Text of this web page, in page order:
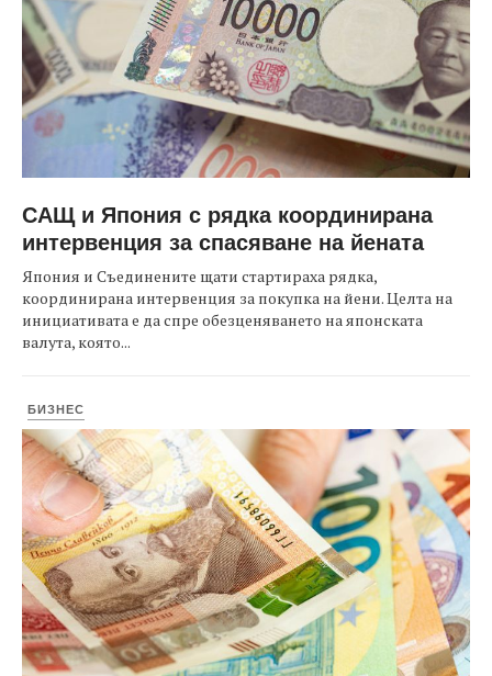
САЩ и Япония с рядка координирана
интервенция за спасяване на йената
Япония и Съединените щати стартираха рядка,
координирана интервенция за покупка на йени. Целта на
инициативата е да спре обезценяването на японската
валута, която...
БИЗНЕС